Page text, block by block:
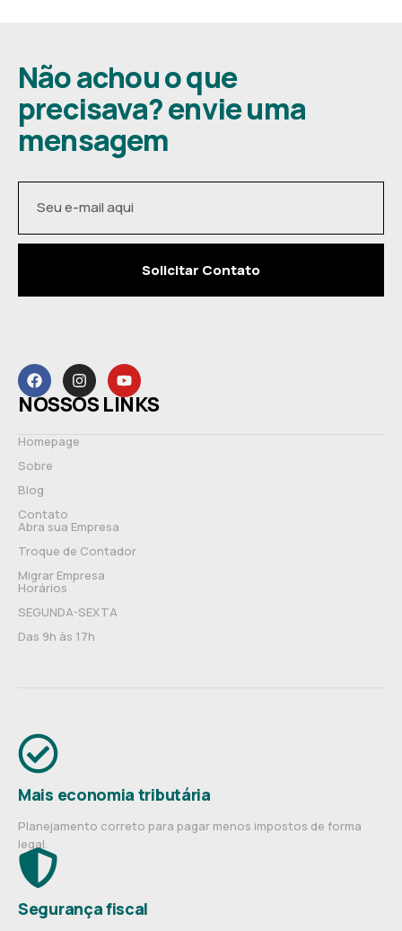
Não achou o que
precisava? envie uma
mensagem
Solicitar Contato
NOSSOS LINKS
Homepage
Sobre
Blog
Contato
Abra sua Empresa
Troque de Contador
Migrar Empresa
Horários
SEGUNDA-SEXTA
Das 9h às 17h
Mais economia tributária
Planejamento correto para pagar menos impostos de forma
legal.
Segurança fiscal